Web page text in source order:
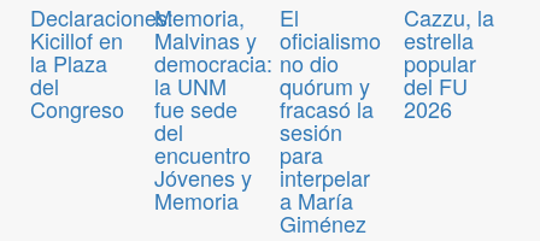
Declaraciones:
Kicillof en
la Plaza
del
Congreso
Memoria,
Malvinas y
democracia:
la UNM
fue sede
del
encuentro
Jóvenes y
Memoria
El
oficialismo
no dio
quórum y
fracasó la
sesión
para
interpelar
a María
Giménez
Cazzu, la
estrella
popular
del FU
2026